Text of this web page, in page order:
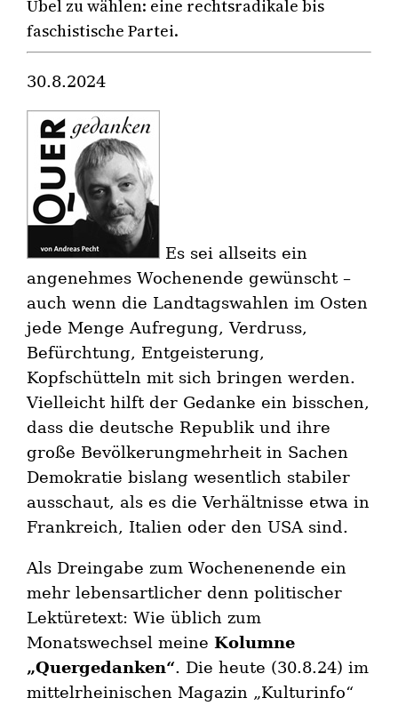
Übel zu wählen: eine rechtsradikale bis
faschistische Partei.
30.8.2024
Es sei allseits ein
angenehmes Wochenende gewünscht –
auch wenn die Landtagswahlen im Osten
jede Menge Aufregung, Verdruss,
Befürchtung, Entgeisterung,
Kopfschütteln mit sich bringen werden.
Vielleicht hilft der Gedanke ein bisschen,
dass die deutsche Republik und ihre
große Bevölkerungmehrheit in Sachen
Demokratie bislang wesentlich stabiler
ausschaut, als es die Verhältnisse etwa in
Frankreich, Italien oder den USA sind.
Als Dreingabe zum Wochenenende ein
mehr lebensartlicher denn politischer
Lektüretext: Wie üblich zum
Monatswechsel meineKolumne
„Quergedanken“. Die heute (30.8.24) im
mittelrheinischen Magazin „Kulturinfo“